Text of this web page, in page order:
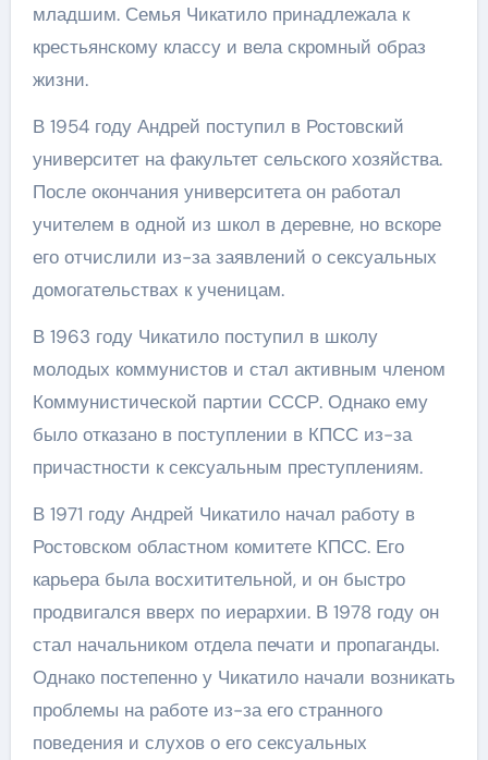
младшим. Семья Чикатило принадлежала к
крестьянскому классу и вела скромный образ
жизни.
В 1954 году Андрей поступил в Ростовский
университет на факультет сельского хозяйства.
После окончания университета он работал
учителем в одной из школ в деревне, но вскоре
его отчислили из-за заявлений о сексуальных
домогательствах к ученицам.
В 1963 году Чикатило поступил в школу
молодых коммунистов и стал активным членом
Коммунистической партии СССР. Однако ему
было отказано в поступлении в КПСС из-за
причастности к сексуальным преступлениям.
В 1971 году Андрей Чикатило начал работу в
Ростовском областном комитете КПСС. Его
карьера была восхитительной, и он быстро
продвигался вверх по иерархии. В 1978 году он
стал начальником отдела печати и пропаганды.
Однако постепенно у Чикатило начали возникать
проблемы на работе из-за его странного
поведения и слухов о его сексуальных